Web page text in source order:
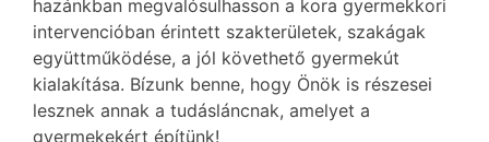
hazánkban megvalósulhasson a kora gyermekkori
intervencióban érintett szakterületek, szakágak
együttműködése, a jól követhető gyermekút
kialakítása. Bízunk benne, hogy Önök is részesei
lesznek annak a tudásláncnak, amelyet a
gyermekekért építünk!